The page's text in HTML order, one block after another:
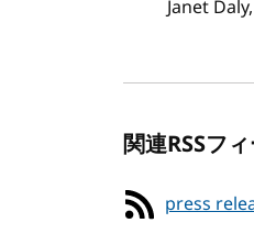
Janet
関連RSSフ
press